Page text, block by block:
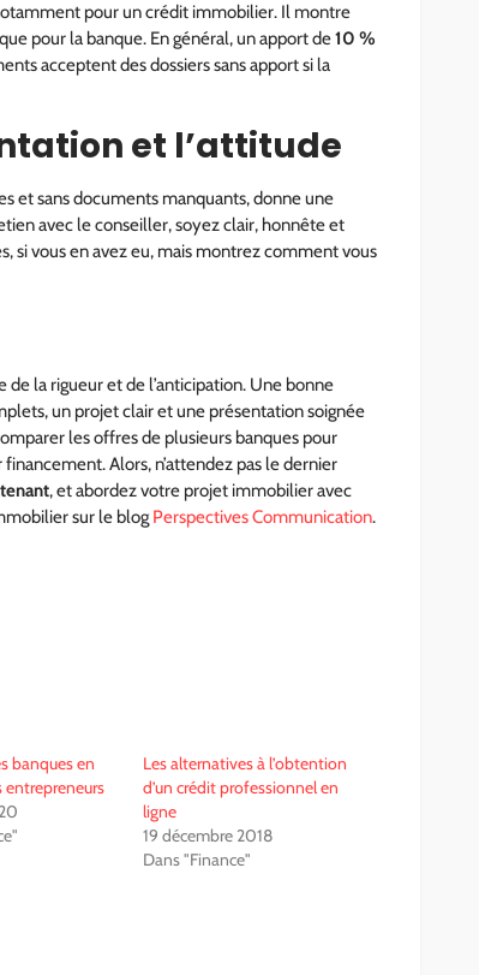
pour un crédit immobilier. Il montre
pour la banque. En général, un apport de10 %
acceptent des dossiers sans apport si la
et l’attitude
et sans documents manquants, donne une
avec le conseiller, soyez clair, honnête et
si vous en avez eu, mais montrez comment vous
la rigueur et de l’anticipation. Une bonne
un projet clair et une présentation soignée
les offres de plusieurs banques pour
Alors, n’attendez pas le dernier
, et abordez votre projet immobilier avec
sur le blog Perspectives Communication.​​​​​​​​
banques en
entrepreneurs
Les alternatives à l’obtention
d’un crédit professionnel en
ligne
19 décembre 2018
Dans "Finance"